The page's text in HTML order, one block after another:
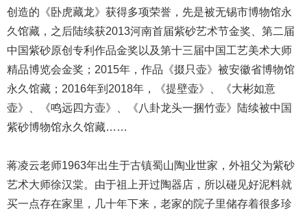
创造的《卧虎藏龙》获得多项荣誉，先是被无锡市博物馆永
久馆藏，之后陆续获2013河南首届紫砂艺术节金奖、第二届
中国紫砂原创专利作品金奖以及第十三届中国工艺美术大师
精品博览会金奖；2015年，作品《掇只壶》被安徽省博物馆
永久馆藏；2016年到2018年，《提壁壶》、《大彬如意
壶》、《鸣远四方壶》、《八卦龙头一捆竹壶》陆续被中国
紫砂博物馆永久馆藏……
蒋凌云老师1963年出生于古镇蜀山陶业世家，外祖父为紫砂
艺术大师徐汉棠。由于祖上开过陶器店，所以碰见好泥料就
买一点存在家里，几十年下来，老家的院子里储存着很多珍